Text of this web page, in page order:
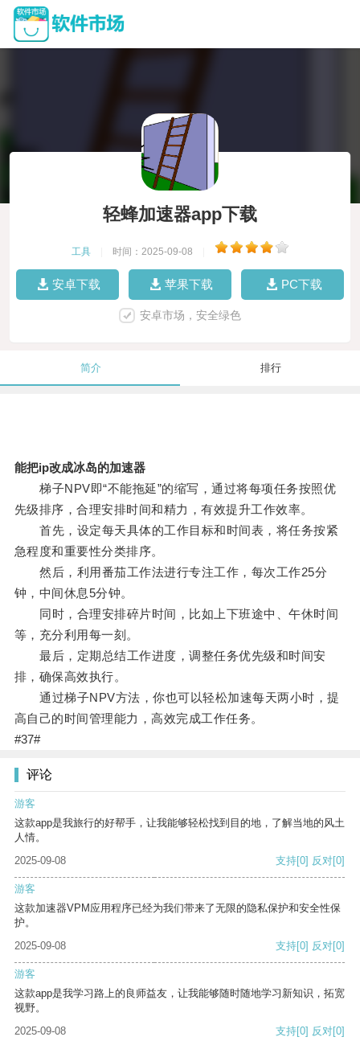
轻蜂加速器app下载
工具 时间：2025-09-08
安卓下载 苹果下载 PC下载
安卓市场，安全绿色
简介 排行
能把ip改成冰岛的加速器
梯子NPV即“不能拖延”的缩写，通过将每项任务按照优
先级排序，合理安排时间和精力，有效提升工作效率。
首先，设定每天具体的工作目标和时间表，将任务按紧
急程度和重要性分类排序。
然后，利用番茄工作法进行专注工作，每次工作25分
钟，中间休息5分钟。
同时，合理安排碎片时间，比如上下班途中、午休时间
等，充分利用每一刻。
最后，定期总结工作进度，调整任务优先级和时间安
排，确保高效执行。
通过梯子NPV方法，你也可以轻松加速每天两小时，提
高自己的时间管理能力，高效完成工作任务。
#37#
评论
游客
这款app是我旅行的好帮手，让我能够轻松找到目的地，了解当地的风土
人情。
2025-09-08
支持[0] 反对[0]
游客
这款加速器VPM应用程序已经为我们带来了无限的隐私保护和安全性保
护。
2025-09-08
支持[0] 反对[0]
游客
这款app是我学习路上的良师益友，让我能够随时随地学习新知识，拓宽
视野。
2025-09-08
支持[0] 反对[0]